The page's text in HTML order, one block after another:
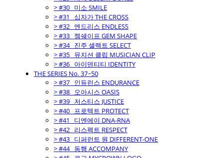
> #30_ 미소 SMILE
> #31_ 십자가 THE CROSS
> #32_ 엔드리스 ENDLESS
> #33_ 젬쉐이프 GEM SHAPE
> #34_ 진주 셀렉트 SELECT
> #35_ 뮤지션 클립 MUSICIAN CLIP
> #36_ 아이덴티티 IDENTITY
THE SERIES No. 37~50
> #37_ 인듀런스 ENDURANCE
> #38_ 오아시스 OASIS
> #39_ 저스티스 JUSTICE
> #40_ 프로텍트 PROTECT
> #41_ 디엔에이 DNA-RNA
> #42_ 리스펙트 RESPECT
> #43_ 디퍼런트 원 DIFFERENT-ONE
> #44_ 동행 ACCOMPANY